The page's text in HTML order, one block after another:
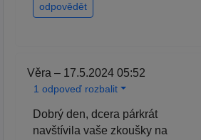
odpovědět
Věra – 17.5.2024 05:52
1 odpoveď rozbalit
Dobrý den, dcera párkrát
navštívila vaše zkoušky na